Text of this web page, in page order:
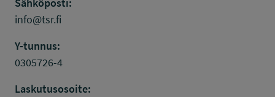
info@tsr.fi
Y-tunnus:
0305726-4
Laskutusosoite: